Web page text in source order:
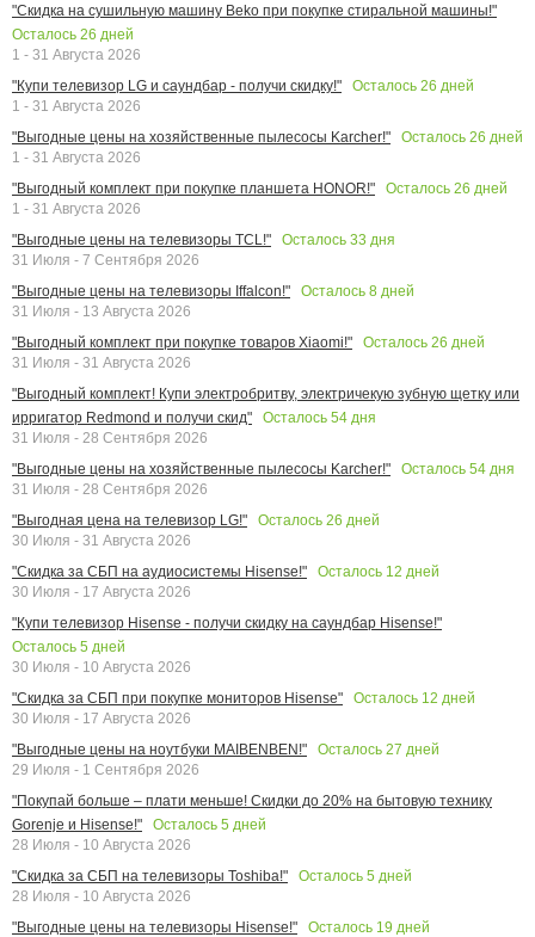
"Скидка на сушильную машину Beko при покупке стиральной машины!"
Осталось 26 дней
1 - 31 Августа 2026
"Купи телевизор LG и саундбар - получи скидку!"
Осталось 26 дней
1 - 31 Августа 2026
"Выгодные цены на хозяйственные пылесосы Karcher!"
Осталось 26 дней
1 - 31 Августа 2026
"Выгодный комплект при покупке планшета HONOR!"
Осталось 26 дней
1 - 31 Августа 2026
"Выгодные цены на телевизоры TCL!"
Осталось 33 дня
31 Июля - 7 Сентября 2026
"Выгодные цены на телевизоры Iffalcon!"
Осталось 8 дней
31 Июля - 13 Августа 2026
"Выгодный комплект при покупке товаров Xiaomi!"
Осталось 26 дней
31 Июля - 31 Августа 2026
"Выгодный комплект! Купи электробритву, электричекую зубную щетку или
ирригатор Redmond и получи скид"
Осталось 54 дня
31 Июля - 28 Сентября 2026
"Выгодные цены на хозяйственные пылесосы Karcher!"
Осталось 54 дня
31 Июля - 28 Сентября 2026
"Выгодная цена на телевизор LG!"
Осталось 26 дней
30 Июля - 31 Августа 2026
"Скидка за СБП на аудиосистемы Hisense!"
Осталось 12 дней
30 Июля - 17 Августа 2026
"Купи телевизор Hisense - получи скидку на саундбар Hisense!"
Осталось 5 дней
30 Июля - 10 Августа 2026
"Скидка за СБП при покупке мониторов Hisense"
Осталось 12 дней
30 Июля - 17 Августа 2026
"Выгодные цены на ноутбуки MAIBENBEN!"
Осталось 27 дней
29 Июля - 1 Сентября 2026
"Покупай больше – плати меньше! Скидки до 20% на бытовую технику
Gorenje и Hisense!"
Осталось 5 дней
28 Июля - 10 Августа 2026
"Скидка за СБП на телевизоры Toshiba!"
Осталось 5 дней
28 Июля - 10 Августа 2026
"Выгодные цены на телевизоры Hisense!"
Осталось 19 дней